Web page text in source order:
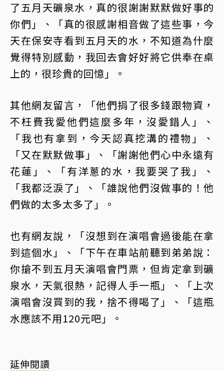
了五月天礦泉水，真的很謝謝默默做好事的
你們」、「真的很感謝相音做了這些事，今
天在保安寺看到五月天的水，不知道為什麼
覺得特別感動，我回去會好好將它供奉在桌
上的，很珍貴的回憶」。
其他網友留言，「他們捐了很多錢跟物資，
不枉費我愛他們這麼多年，沒愛錯人」、
「我也有拿到，今天認真挖溝的禮物」、
「又在默默做事」、「謝謝他們心中永遠有
花蓮」、「有洋蔥的水，我要哭了我」、
「我都泛淚了」、「誰說他們沒做事的！他
們做的太多太多了」。
也有網友說，「沒想到在演唱會過後能在拿
到這個水」、「下午在車站前聽到弟弟說：
你搶不到五月天演唱會門票，但肯定拿到礦
泉水，天氣很熱，記得人手一瓶」、「上次
演唱會沒買到的我，捨不得喝了」、「這瓶
水應該不用120元吧」。
延伸閱讀